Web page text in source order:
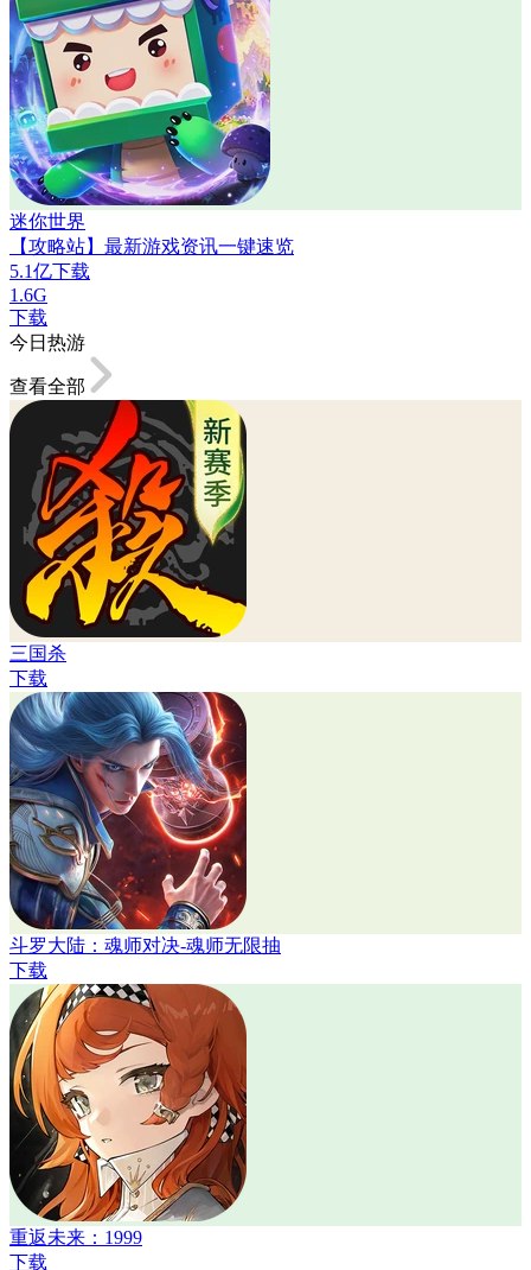
迷你世界
【攻略站】最新游戏资讯一键速览
5.1亿下载
1.6G
下载
今日热游
查看全部
三国杀
下载
斗罗大陆：魂师对决-魂师无限抽
下载
重返未来：1999
下载